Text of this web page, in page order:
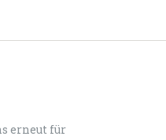
erneut für